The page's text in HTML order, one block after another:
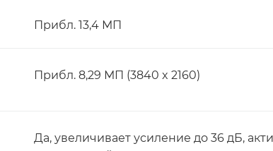
Прибл. 13,4 МП
Прибл. 8,29 МП (3840 x 2160)
Да, увеличивает усиление до 36 дБ,